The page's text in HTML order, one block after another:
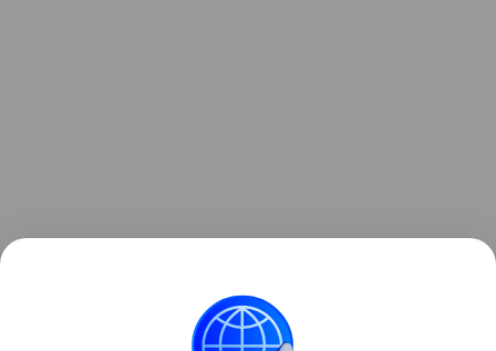
на видео мощный выброс плазмы из Солнца